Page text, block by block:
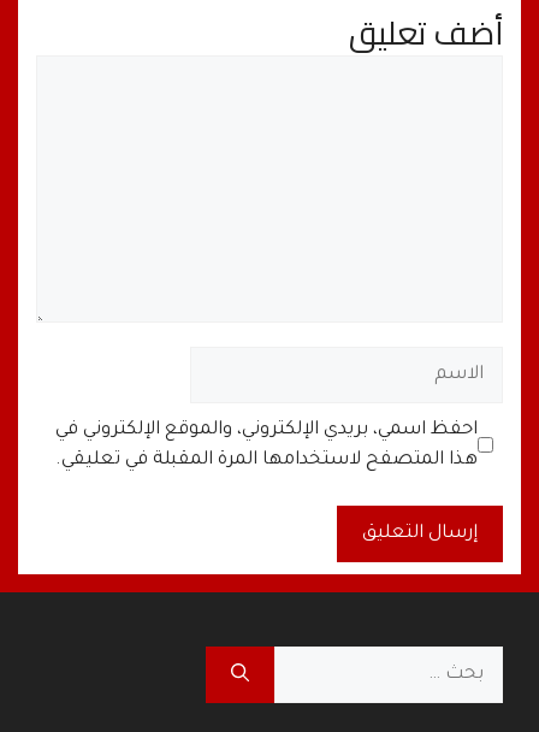
أضف تعليق
الاسم
البريد
الإلكتروني
الموقع
الإلكتروني
احفظ اسمي، بريدي الإلكتروني، والموقع الإلكتروني في
هذا المتصفح لاستخدامها المرة المقبلة في تعليقي.
A
t
r
البحث